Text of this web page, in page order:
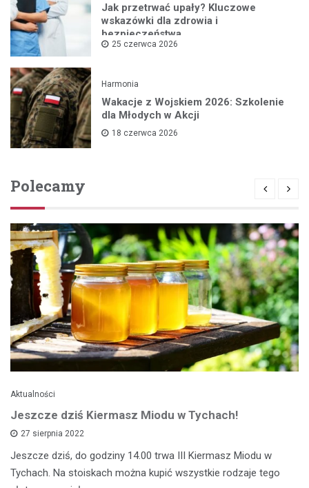
Jak przetrwać upały? Kluczowe
wskazówki dla zdrowia i
bezpieczeństwa
25 czerwca 2026
Harmonia
Wakacje z Wojskiem 2026: Szkolenie
dla Młodych w Akcji
18 czerwca 2026
Polecamy
Aktualności
Jeszcze dziś Kiermasz Miodu w Tychach!
27 sierpnia 2022
Jeszcze dziś, do godziny 14.00 trwa III Kiermasz Miodu w
Tychach. Na stoiskach można kupić wszystkie rodzaje tego